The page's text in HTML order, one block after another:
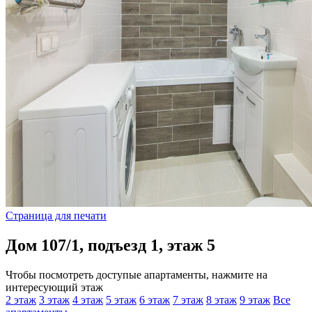
Страница для печати
Дом 107/1, подъезд 1, этаж 5
Чтобы посмотреть доступые апартаменты, нажмите на
интересующий этаж
2 этаж 3 этаж 4 этаж 5 этаж 6 этаж 7 этаж 8 этаж 9 этаж Все